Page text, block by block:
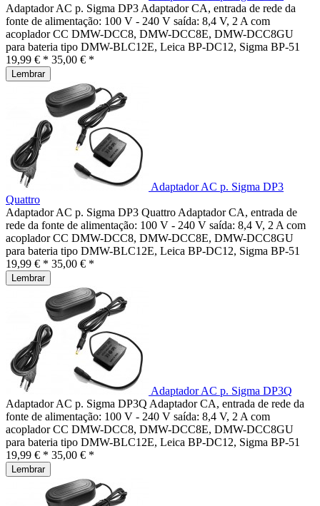
Adaptador AC p. Sigma DP3 Adaptador CA, entrada de rede da
fonte de alimentação: 100 V - 240 V saída: 8,4 V, 2 A com
acoplador CC DMW-DCC8, DMW-DCC8E, DMW-DCC8GU
para bateria tipo DMW-BLC12E, Leica BP-DC12, Sigma BP-51
19,99 € * 35,00 € *
Lembrar
Adaptador AC p. Sigma DP3
Quattro
Adaptador AC p. Sigma DP3 Quattro Adaptador CA, entrada de
rede da fonte de alimentação: 100 V - 240 V saída: 8,4 V, 2 A com
acoplador CC DMW-DCC8, DMW-DCC8E, DMW-DCC8GU
para bateria tipo DMW-BLC12E, Leica BP-DC12, Sigma BP-51
19,99 € * 35,00 € *
Lembrar
Adaptador AC p. Sigma DP3Q
Adaptador AC p. Sigma DP3Q Adaptador CA, entrada de rede da
fonte de alimentação: 100 V - 240 V saída: 8,4 V, 2 A com
acoplador CC DMW-DCC8, DMW-DCC8E, DMW-DCC8GU
para bateria tipo DMW-BLC12E, Leica BP-DC12, Sigma BP-51
19,99 € * 35,00 € *
Lembrar